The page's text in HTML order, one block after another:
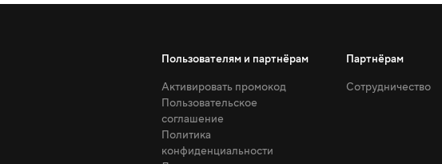
Пользователям и партнёрам
Активировать промокод
Пользовательское
соглашение
Политика
конфиденциальности
Партнёрам
Сотрудничество